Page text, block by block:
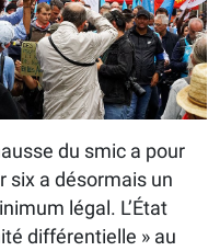
du smic a pour
six a désormais un
légal. L’État
différentielle » au